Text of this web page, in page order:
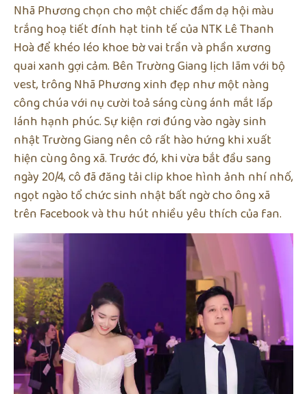
Nhã Phương chọn cho một chiếc đầm dạ hội màu
trắng hoạ tiết đính hạt tinh tế của NTK Lê Thanh
Hoà để khéo léo khoe bờ vai trần và phần xương
quai xanh gợi cảm. Bên Trường Giang lịch lãm với bộ
vest, trông Nhã Phương xinh đẹp như một nàng
công chúa với nụ cười toả sáng cùng ánh mắt lấp
lánh hạnh phúc. Sự kiện rơi đúng vào ngày sinh
nhật Trường Giang nên cô rất hào hứng khi xuất
hiện cùng ông xã. Trước đó, khi vừa bắt đầu sang
ngày 20/4, cô đã đăng tải clip khoe hình ảnh nhí nhố,
ngọt ngào tổ chức sinh nhật bất ngờ cho ông xã
trên Facebook và thu hút nhiều yêu thích của fan.